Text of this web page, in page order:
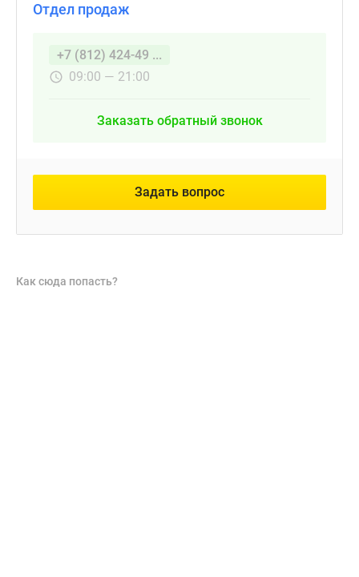
Отдел продаж
+7 (812) 424-49 ...
09:00 — 21:00
Заказать обратный звонок
Задать вопрос
Как сюда попасть?